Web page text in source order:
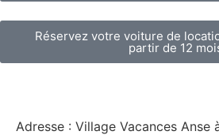
Réservez votre voiture de
partir de 12
Adresse : Village Vacances Anse